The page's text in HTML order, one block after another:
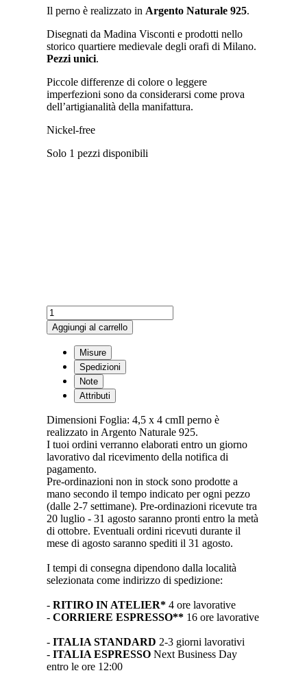
Il perno è realizzato in Argento Naturale 925.
Disegnati da Madina Visconti e prodotti nello
storico quartiere medievale degli orafi di Milano.
Pezzi unici.
Piccole differenze di colore o leggere
imperfezioni sono da considerarsi come prova
dell’artigianalità della manifattura.
Nickel-free
Solo 1 pezzi disponibili
Edera
Pin
Earrings
Bronze
Midnight
Blue
L
quantità
Aggiungi al carrello
Misure
Spedizioni
Note
Attributi
Dimensioni Foglia: 4,5 x 4 cmIl perno è
realizzato in Argento Naturale 925.
I tuoi ordini verranno elaborati entro un giorno
lavorativo dal ricevimento della notifica di
pagamento.
Pre-ordinazioni non in stock sono prodotte a
mano secondo il tempo indicato per ogni pezzo
(dalle 2-7 settimane). Pre-ordinazioni ricevute tra
20 luglio - 31 agosto saranno pronti entro la metà
di ottobre. Eventuali ordini ricevuti durante il
mese di agosto saranno spediti il 31 agosto.
I tempi di consegna dipendono dalla località
selezionata come indirizzo di spedizione:
- RITIRO IN ATELIER* 4 ore lavorative
- CORRIERE ESPRESSO** 16 ore lavorative
- ITALIA STANDARD 2-3 giorni lavorativi
- ITALIA ESPRESSO Next Business Day
entro le ore 12:00